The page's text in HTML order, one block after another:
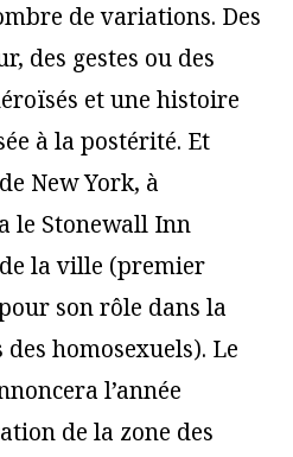
de variations. Des
des gestes ou des
et une histoire
à la postérité. Et
New York, à
le Stonewall Inn
la ville (premier
son rôle dans la
homosexuels). Le
l’année
de la zone des